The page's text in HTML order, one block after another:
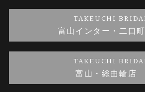
金澤指輪工房｜手作り婚約指輪プロポーズ
TAKEUCHI
富山インター・二口
TAKEUCHI
富山・総曲輪店